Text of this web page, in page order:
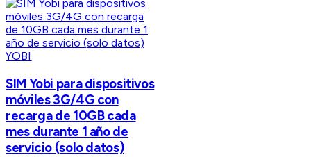
YOBI
SIM Yobi para dispositivos
móviles 3G/4G con
recarga de 10GB cada
mes durante 1 año de
servicio (solo datos)